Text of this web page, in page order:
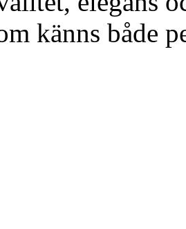
känns både